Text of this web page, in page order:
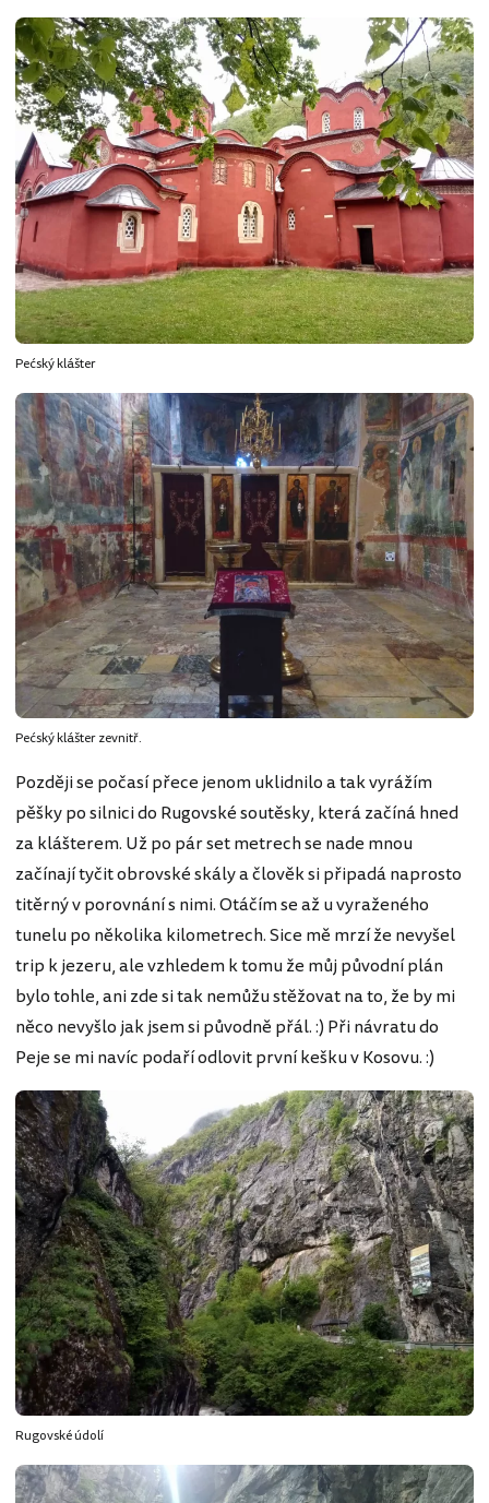
Pećský klášter
Pećský klášter zevnitř.
Později se počasí přece jenom uklidnilo a tak vyrážím
pěšky po silnici do Rugovské soutěsky, která začíná hned
za klášterem. Už po pár set metrech se nade mnou
začínají tyčit obrovské skály a člověk si připadá naprosto
titěrný v porovnání s nimi. Otáčím se až u vyraženého
tunelu po několika kilometrech. Sice mě mrzí že nevyšel
trip k jezeru, ale vzhledem k tomu že můj původní plán
bylo tohle, ani zde si tak nemůžu stěžovat na to, že by mi
něco nevyšlo jak jsem si původně přál. :) Při návratu do
Peje se mi navíc podaří odlovit první kešku v Kosovu. :)
Rugovské údolí